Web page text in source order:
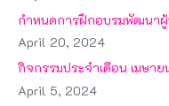
กำหนดการฝึกอบรมพัฒนา
April 20, 2024
กิจกรรมประจำเดือน เมษา
April 5, 2024